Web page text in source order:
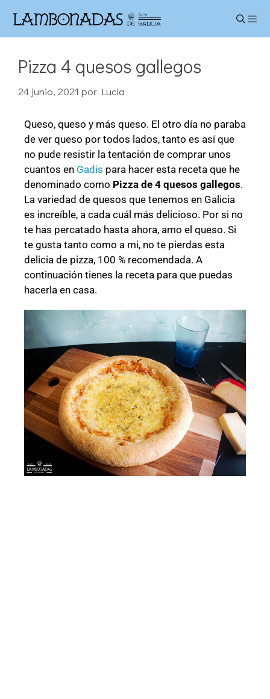
Pizza 4 quesos gallegos
24 junio, 2021 por Lucia
Queso, queso y más queso. El otro día no paraba
de ver queso por todos lados, tanto es así que
no pude resistir la tentación de comprar unos
cuantos en Gadis para hacer esta receta que he
denominado como Pizza de 4 quesos gallegos.
La variedad de quesos que tenemos en Galicia
es increíble, a cada cuál más delicioso. Por si no
te has percatado hasta ahora, amo el queso. Si
te gusta tanto como a mi, no te pierdas esta
delicia de pizza, 100 % recomendada. A
continuación tienes la receta para que puedas
hacerla en casa.